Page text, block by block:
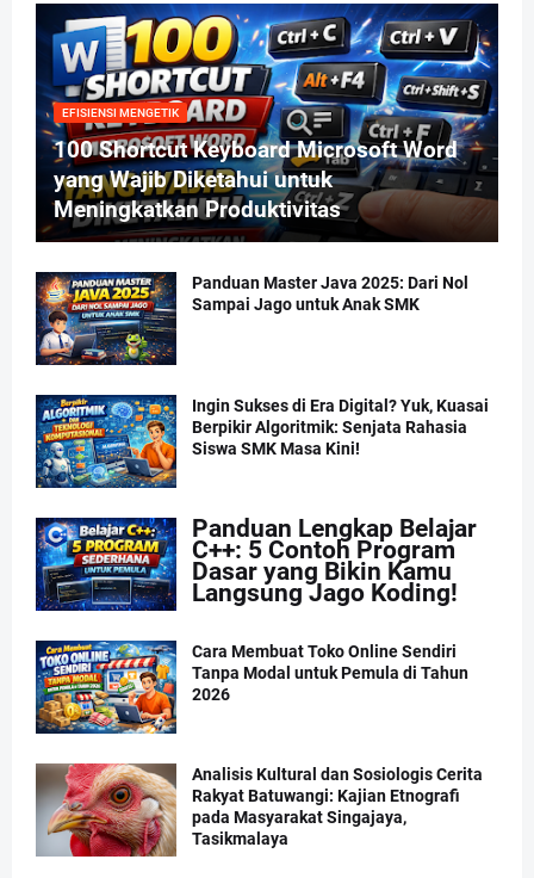
EFISIENSI MENGETIK
100 Shortcut Keyboard Microsoft Word
yang Wajib Diketahui untuk
Meningkatkan Produktivitas
Panduan Master Java 2025: Dari Nol
Sampai Jago untuk Anak SMK
Ingin Sukses di Era Digital? Yuk, Kuasai
Berpikir Algoritmik: Senjata Rahasia
Siswa SMK Masa Kini!
Panduan Lengkap Belajar
C++: 5 Contoh Program
Dasar yang Bikin Kamu
Langsung Jago Koding!
Cara Membuat Toko Online Sendiri
Tanpa Modal untuk Pemula di Tahun
2026
Analisis Kultural dan Sosiologis Cerita
Rakyat Batuwangi: Kajian Etnografi
pada Masyarakat Singajaya,
Tasikmalaya